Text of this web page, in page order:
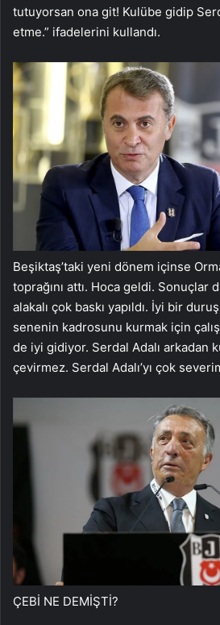
tutuyorsan ona git! Kulübe gidip
etme.” ifadelerini kullandı.
Beşiktaş’taki yeni dönem içinse
toprağını attı. Hoca geldi. Sonuçlar
alakalı çok baskı yapıldı. İyi bir
senenin kadrosunu kurmak için
de iyi gidiyor. Serdal Adalı arkadan
çevirmez. Serdal Adalı’yı çok
ÇEBİ NE DEMİŞTİ?